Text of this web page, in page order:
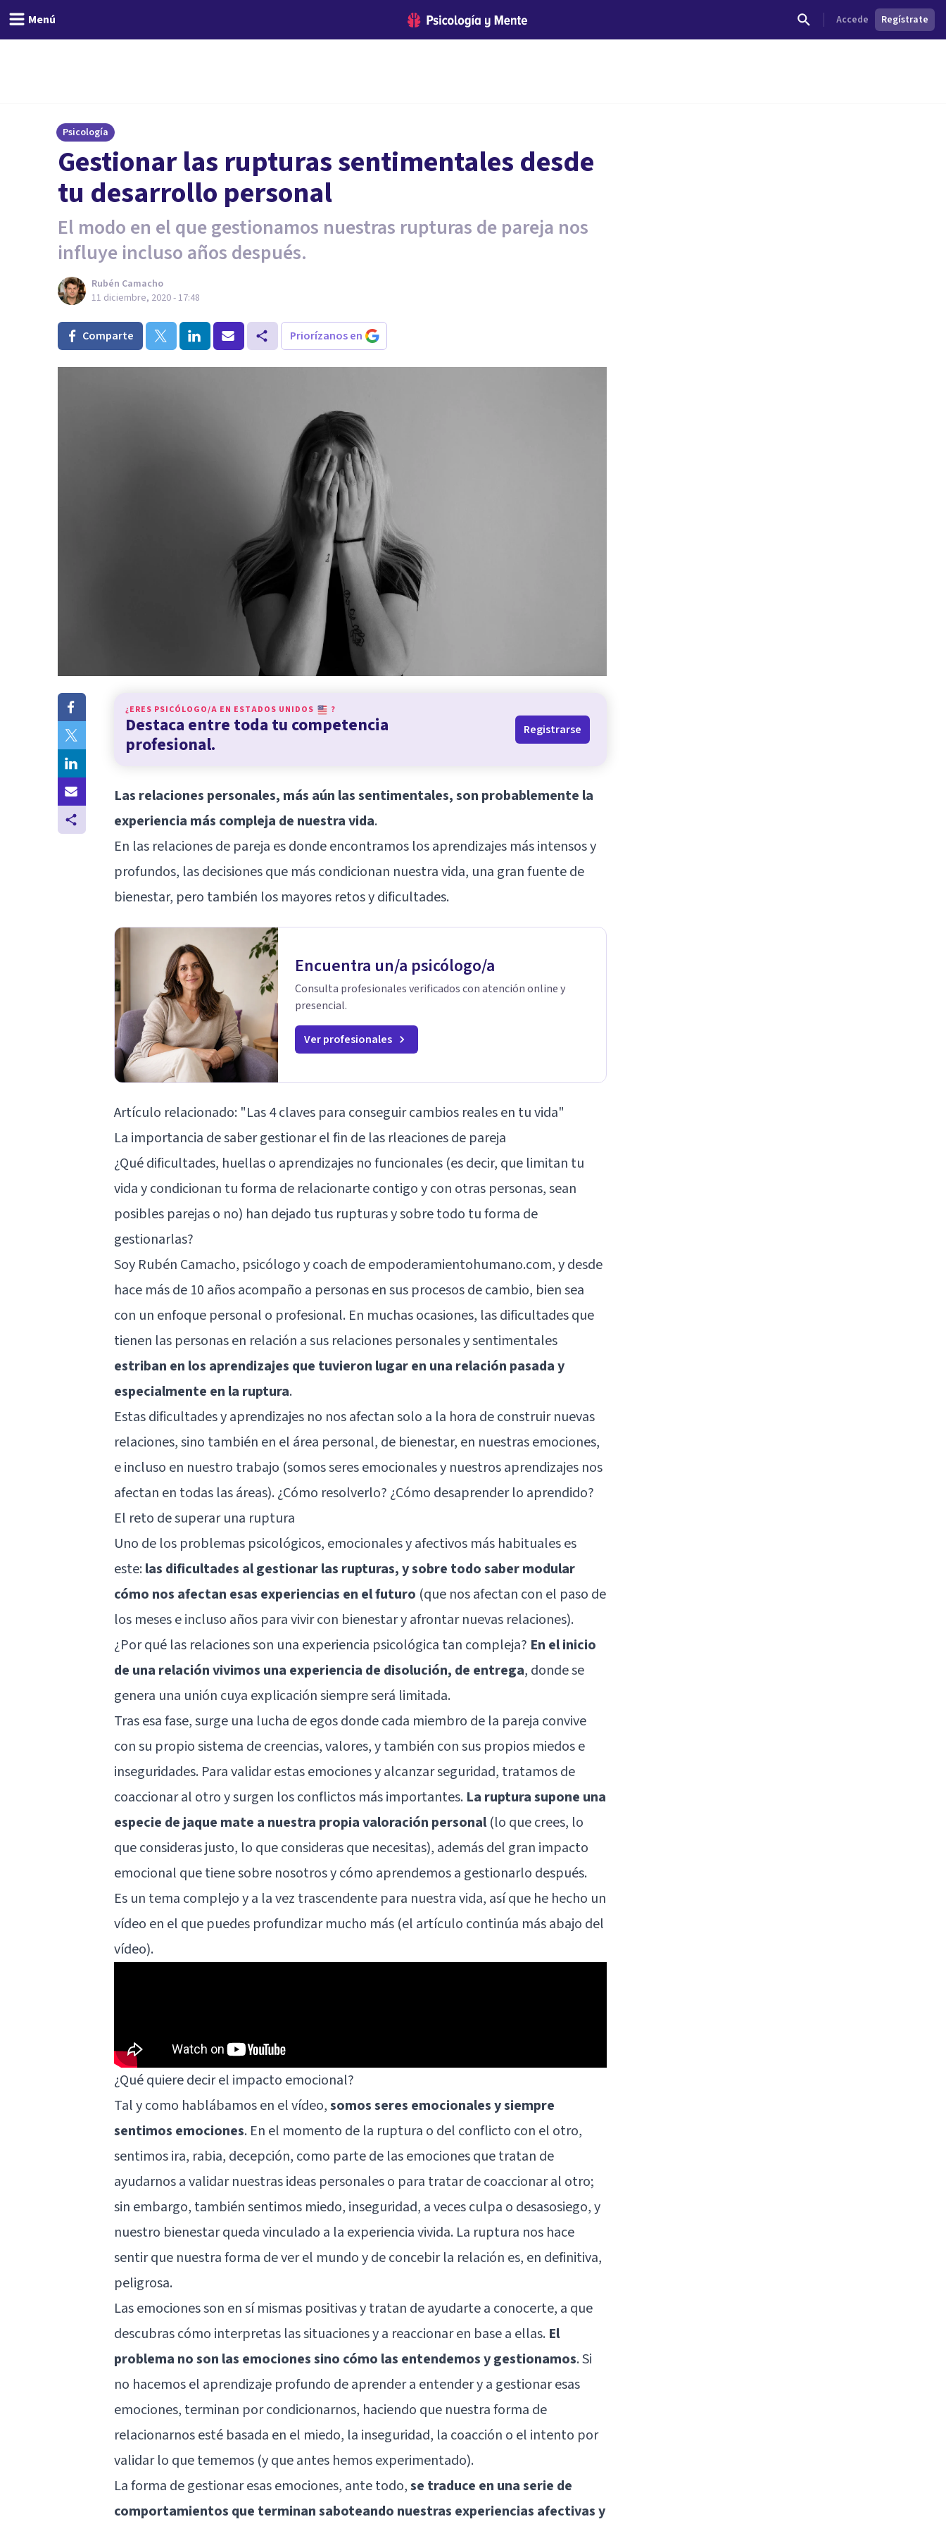
Menú Accede Regístrate
Psicología
Gestionar las rupturas sentimentales desde
tu desarrollo personal
El modo en el que gestionamos nuestras rupturas de pareja nos
influye incluso años después.
Rubén Camacho
11 diciembre, 2020 - 17:48
Comparte Priorízanos en
¿ERES PSICÓLOGO/A EN ESTADOS UNIDOS ?
Destaca entre toda tu competencia
profesional.
Registrarse
Las relaciones personales, más aún las sentimentales, son probablemente la
experiencia más compleja de nuestra vida.
En las relaciones de pareja es donde encontramos los aprendizajes más intensos y
profundos, las decisiones que más condicionan nuestra vida, una gran fuente de
bienestar, pero también los mayores retos y dificultades.
Encuentra un/a psicólogo/a
Consulta profesionales verificados con atención online y
presencial.
Ver profesionales
Artículo relacionado: "Las 4 claves para conseguir cambios reales en tu vida"
La importancia de saber gestionar el fin de las rleaciones de pareja
¿Qué dificultades, huellas o aprendizajes no funcionales (es decir, que limitan tu
vida y condicionan tu forma de relacionarte contigo y con otras personas, sean
posibles parejas o no) han dejado tus rupturas y sobre todo tu forma de
gestionarlas?
Soy Rubén Camacho, psicólogo y coach de empoderamientohumano.com, y desde
hace más de 10 años acompaño a personas en sus procesos de cambio, bien sea
con un enfoque personal o profesional. En muchas ocasiones, las dificultades que
tienen las personas en relación a sus relaciones personales y sentimentales
estriban en los aprendizajes que tuvieron lugar en una relación pasada y
especialmente en la ruptura.
Estas dificultades y aprendizajes no nos afectan solo a la hora de construir nuevas
relaciones, sino también en el área personal, de bienestar, en nuestrasemociones,
e incluso en nuestro trabajo (somos seres emocionales y nuestros aprendizajes nos
afectan en todas las áreas). ¿Cómo resolverlo? ¿Cómo desaprender lo aprendido?
El reto de superar una ruptura
Uno de los problemas psicológicos, emocionales y afectivos más habituales es
este:las dificultades al gestionar las rupturas, y sobre todo saber modular
cómo nos afectan esas experiencias en el futuro (que nos afectan con el paso de
los meses e incluso años para vivir con bienestar y afrontar nuevas relaciones).
¿Por qué las relaciones son una experiencia psicológica tan compleja? En el inicio
de una relación vivimos una experiencia de disolución, de entrega, donde se
genera una unión cuya explicación siempre será limitada.
Tras esa fase, surge una lucha de egos donde cada miembro de la pareja convive
con su propio sistema de creencias, valores, y también con sus propios miedos e
inseguridades. Para validar estas emociones y alcanzar seguridad, tratamos de
coaccionar al otro y surgen los conflictos más importantes. La ruptura supone una
especie de jaque mate a nuestra propia valoración personal(lo que crees, lo
que consideras justo, lo que consideras que necesitas), además del gran impacto
emocional que tiene sobre nosotros y cómo aprendemos a gestionarlo después.
Es un tema complejo y a la vez trascendente para nuestra vida, así que he hecho un
vídeo en el que puedes profundizar mucho más (el artículo continúa más abajo del
vídeo).
¿Qué quiere decir el impacto emocional?
Tal y como hablábamos en el vídeo,somos seres emocionales y siempre
sentimos emociones. En el momento de la ruptura o del conflicto con el otro,
sentimos ira, rabia, decepción, como parte de las emociones que tratan de
ayudarnos a validar nuestras ideas personales o para tratar de coaccionar al otro;
sin embargo, también sentimos miedo, inseguridad, a veces culpa o desasosiego, y
nuestro bienestar queda vinculado a la experiencia vivida. La ruptura nos hace
sentir que nuestra forma de ver el mundo y de concebir la relación es, en definitiva,
peligrosa.
Las emociones son en sí mismas positivas y tratan de ayudarte a conocerte, a que
descubras cómo interpretas las situaciones y a reaccionar en base a ellas. El
problema no son las emociones sino cómo las entendemos y gestionamos. Si
no hacemos el aprendizaje profundo de aprender a entender y a gestionar esas
emociones, terminan por condicionarnos, haciendo que nuestra forma de
relacionarnos esté basada en el miedo, la inseguridad, la coacción o el intento por
validar lo que tememos (y que antes hemos experimentado).
La forma de gestionar esas emociones, ante todo,se traduce en una serie de
comportamientos que terminan saboteando nuestras experiencias afectivas y